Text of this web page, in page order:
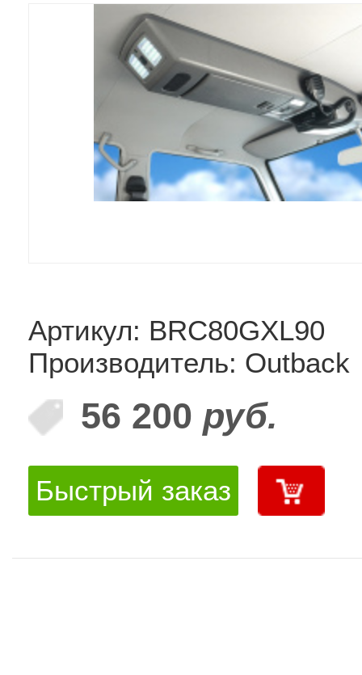
Артикул: BRC80GXL90
Производитель: Outback
56 200 руб.
Быстрый заказ